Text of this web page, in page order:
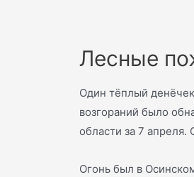
Лесные
Один тёплый
возгораний было
области за 7 апреля.
Огонь был в